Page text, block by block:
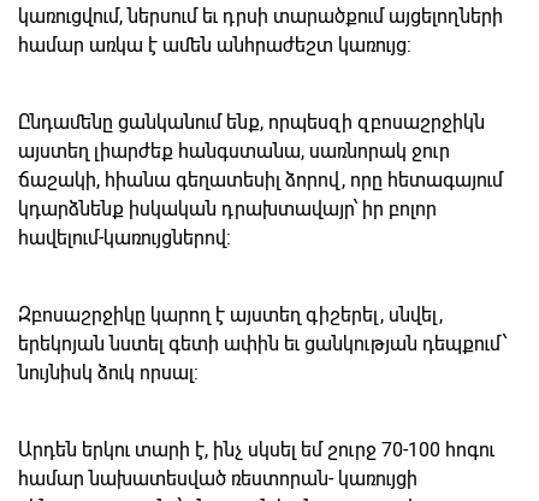
կառուցվում, ներսում եւ դրսի տարածքում այցելողների
համար առկա է ամեն անհրաժեշտ կառույց:
Ընդամենը ցանկանում ենք, որպեսզի զբոսաշրջիկն
այստեղ լիարժեք հանգստանա, սառնորակ ջուր
ճաշակի, հիանա գեղատեսիլ ձորով, որը հետագայում
կդարձնենք իսկական դրախտավայր՝ իր բոլոր
հավելում-կառույցներով:
Զբոսաշրջիկը կարող է այստեղ գիշերել, սնվել,
երեկոյան նստել գետի ափին եւ ցանկության դեպքում՝
նույնիսկ ձուկ որսալ:
Արդեն երկու տարի է, ինչ սկսել եմ շուրջ 70-100 հոգու
համար նախատեսված ռեստորան- կառույցի